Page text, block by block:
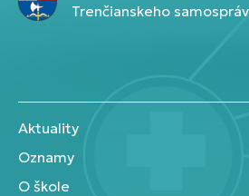
Trenčianskeho
Aktuality
Oznamy
O škole